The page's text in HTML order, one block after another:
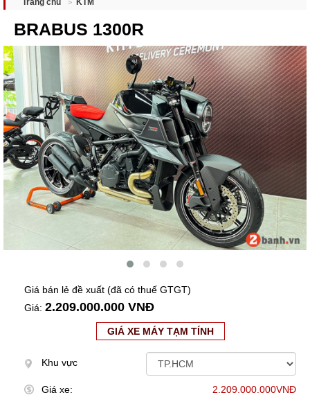
Trang chủ
BRABUS 1300R
Giá bán lẻ đề xuất (đã có thuế GTGT)
Giá: 2.209.000.000 VNĐ
GIÁ XE MÁY TẠM TÍNH
Khu vực
Giá xe:
2.209.000.000VNĐ